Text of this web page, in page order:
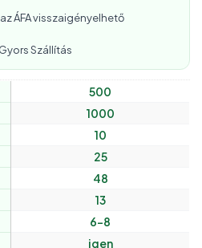
ÁFA visszaigényelhető
Szállítás
500
1000
10
25
48
13
6-8
igen